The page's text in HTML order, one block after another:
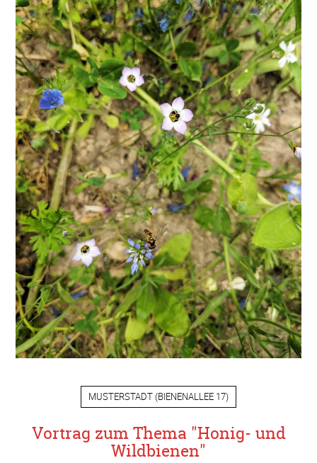
MUSTERSTADT (BIENENALLEE 17)
Vortrag zum Thema "Honig- und
Wildbienen"